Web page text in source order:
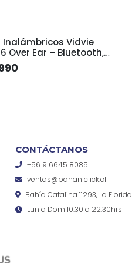
Inalámbricos Vidvie
Over Ear – Bluetooth,
80 Horas
CONTÁCTANOS
+56 9 6645 8085
ventas@pananiclick.cl
Bahía Catalina 11293, La Florida
Lun a Dom 10:30 a 22:30hrs